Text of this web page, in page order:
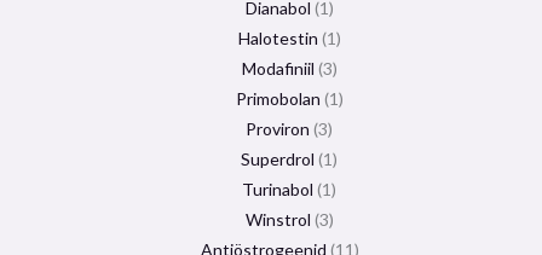
Dianabol 1
Halotestin 1
Modafiniil 3
Primobolan 1
Proviron 3
Superdrol 1
Turinabol 1
Winstrol 3
Antiöstrogeenid 11